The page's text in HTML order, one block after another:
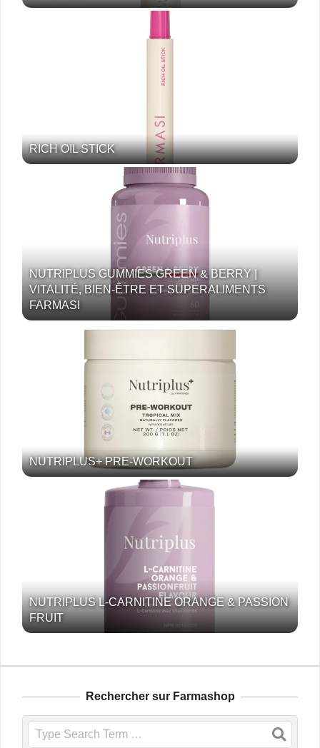
RICH OIL STICK
NUTRIPLUS GUMMIES GREEN & BERRY |
VITALITÉ, BIEN-ÊTRE ET SUPERALIMENTS
FARMASI
NUTRIPLUS+ PRE-WORKOUT
NUTRIPLUS L-CARNITINE ORANGE & PASSION
FRUIT
Rechercher sur Farmashop
Search